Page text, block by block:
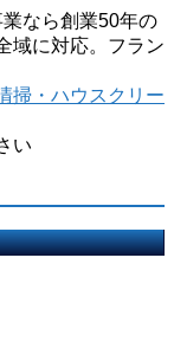
なら創業50年の
域に対応。フラン
い